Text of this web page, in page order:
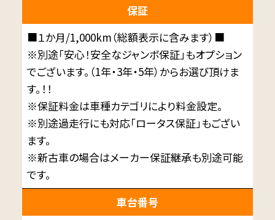
保証
■１か月/1,000km（総額表示に含みます）■
※別途「安心！安全なジャンボ保証」もオプション
でございます。（1年・3年・5年）からお選び頂けま
す。！！
※保証料金は車種カテゴリにより料金設定。
※別途過走行にも対応「ロータス保証」もござい
ます。
※新古車の場合はメーカー保証継承も別途可能
です。
車台番号